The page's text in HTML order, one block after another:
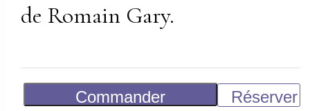
de Romain Gary.
Commander
Réserver